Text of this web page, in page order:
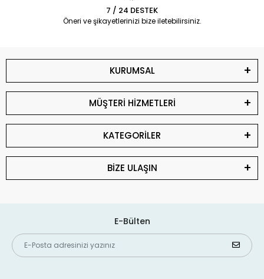
7 / 24 DESTEK
Öneri ve şikayetlerinizi bize iletebilirsiniz.
KURUMSAL
MÜŞTERİ HİZMETLERİ
KATEGORİLER
BİZE ULAŞIN
E-Bülten